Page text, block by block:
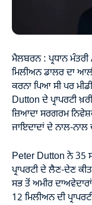
ਮੈਲਬਰਨ : ਪ੍ਰਧਾਨ
ਮਿਲੀਅਨ ਡਾਲਰ ਦਾ
ਕਰਨਾ ਪਿਆ ਸੀ ਪਰ
Dutton ਦੇ ਪ੍ਰਾਪਰਟੀ
ਜ਼ਿਆਦਾ ਸਰਗਰਮ
ਜਾਇਦਾਦਾਂ ਦੇ ਨਾਲ-
Peter Dutton ਨੇ 35
ਪ੍ਰਾਪਰਟੀ ਦੇ ਲੈਣ-ਦੇਣ
ਸਭ ਤੋਂ ਅਮੀਰ
12 ਮਿਲੀਅਨ ਦੀ